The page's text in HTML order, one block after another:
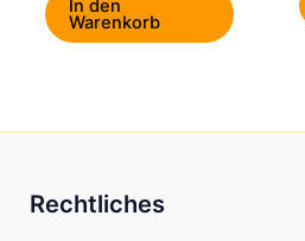
In den
Warenkorb
Rechtliches